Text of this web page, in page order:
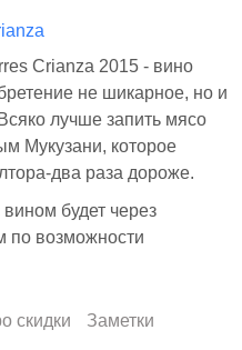
Crianza 2015 - вино
не шикарное, но и
лучше запить мясо
Мукузани, которое
два раза дороже.
будет через
по возможности
скидки Заметки